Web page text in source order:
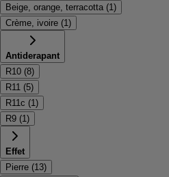
Beige, orange, terracotta (1)
Crème, ivoire (1)
Antiderapant
R10 (8)
R11 (5)
R11c (1)
R9 (1)
Effet
Pierre (13)